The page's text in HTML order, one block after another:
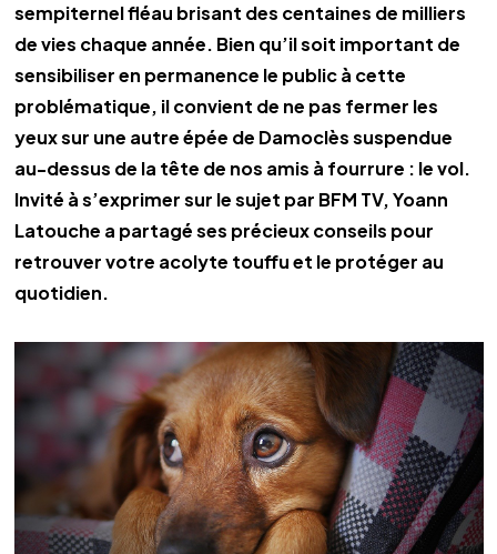
sempiternel fléau brisant des centaines de milliers
de vies chaque année. Bien qu’il soit important de
sensibiliser en permanence le public à cette
problématique, il convient de ne pas fermer les
yeux sur une autre épée de Damoclès suspendue
au-dessus de la tête de nos amis à fourrure : le vol.
Invité à s’exprimer sur le sujet par BFM TV, Yoann
Latouche a partagé ses précieux conseils pour
retrouver votre acolyte touffu et le protéger au
quotidien.